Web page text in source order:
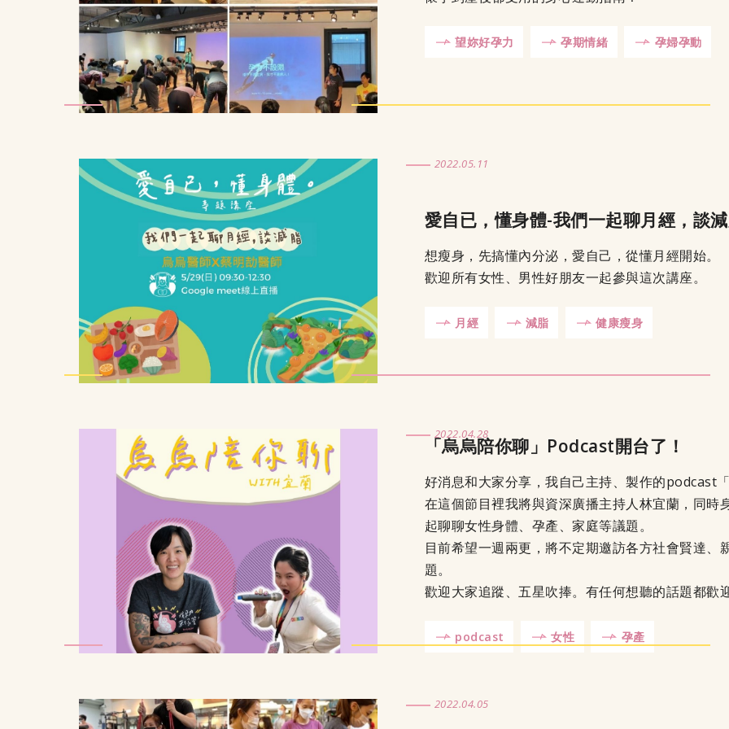
望妳好孕力 孕期情緒 孕婦孕動
2022.05.11
愛自已，懂身體-我們一起聊月經，談
想瘦身，先搞懂內分泌，愛自己，從懂月經開始。
歡迎所有女性、男性好朋友一起參與這次講座。
月經 減脂 健康瘦身
2022.04.28
「烏烏陪你聊」Podcast開台了！
好消息和大家分享，我自己主持、製作的podcast
在這個節目裡我將與資深廣播主持人林宜蘭，同時
起聊聊女性身體、孕產、家庭等議題。
目前希望一週兩更，將不定期邀訪各方社會賢達、
題。
歡迎大家追蹤、五星吹捧。有任何想聽的話題都歡
podcast 女性 孕產
2022.04.05